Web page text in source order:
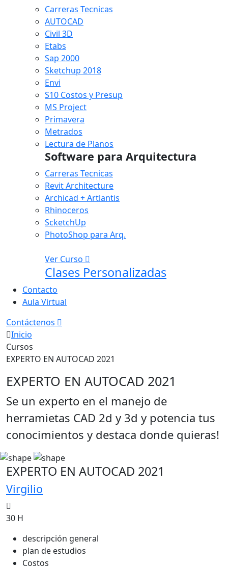
Carreras Tecnicas
AUTOCAD
Civil 3D
Etabs
Sap 2000
Sketchup 2018
Envi
S10 Costos y Presup
MS Project
Primavera
Metrados
Lectura de Planos
Software para Arquitectura
Carreras Tecnicas
Revit Architecture
Archicad + Artlantis
Rhinoceros
ScketchUp
PhotoShop para Arq.
Ver Curso
Clases Personalizadas
Contacto
Aula Virtual
Contáctenos
Inicio
Cursos
EXPERTO EN AUTOCAD 2021
EXPERTO EN AUTOCAD 2021
Se un experto en el manejo de
herramietas CAD 2d y 3d y potencia tus
conocimientos y destaca donde quieras!
EXPERTO EN AUTOCAD 2021
Virgilio
30 H
descripción general
plan de estudios
Costos